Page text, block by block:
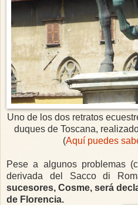
Uno de los dos retratos
duques de Toscana,
(Aquí puedes
Pese a algunos problemas
derivada del Sacco di
sucesores, Cosme, será
de Florencia.